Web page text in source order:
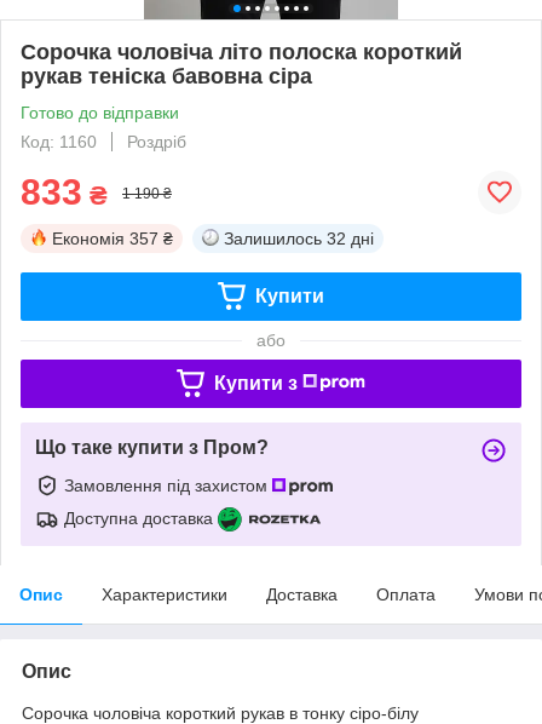
Сорочка чоловіча літо полоска короткий
рукав теніска бавовна сіра
Готово до відправки
Код: 1160
Роздріб
833 ₴ 1 190 ₴
Економія 357 ₴ Залишилось 32 дні
Купити
або
Купити з
Що таке купити з Пром?
Замовлення під захистом
Доступна доставка
Опис Характеристики Доставка Оплата Умови
Опис
Сорочка чоловіча короткий рукав в тонку сіро-білу